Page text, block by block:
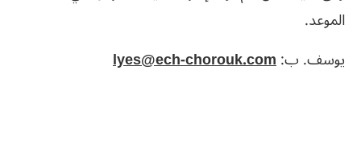
‬الموعد‮.
يوسف‮. ‬ب:
lyes@ech-chorouk.com